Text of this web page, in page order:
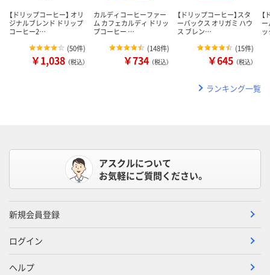
【ドリップコーヒー】 オリ
ジナルブレンド ドリップ
コーヒー2…
(50件)
￥1,038 （税込）
カルディコーヒーファー
ム カフェカルディ ドリッ
プコーヒー …
(148件)
￥734 （税込）
【ドリップコーヒー】スタ
ーバックス オリガミ ハウ
ス ブレン…
(15件)
￥645 （税込）
ランキング一覧
アスクルについて
お気軽にご質問ください。
新規会員登録
ログイン
ヘルプ